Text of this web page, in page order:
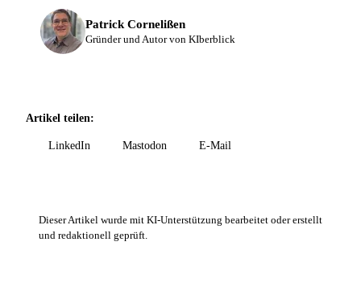
Patrick Cornelißen
Gründer und Autor von KIberblick
Artikel teilen:
LinkedIn Mastodon E-Mail
Dieser Artikel wurde mit KI-Unterstützung bearbeitet oder erstellt
und redaktionell geprüft.